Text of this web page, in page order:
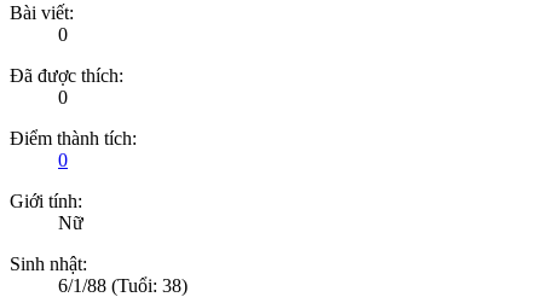
Bài viết:
0
Đã được thích:
0
Điểm thành tích:
0
Giới tính:
Nữ
Sinh nhật:
6/1/88 (Tuổi: 38)